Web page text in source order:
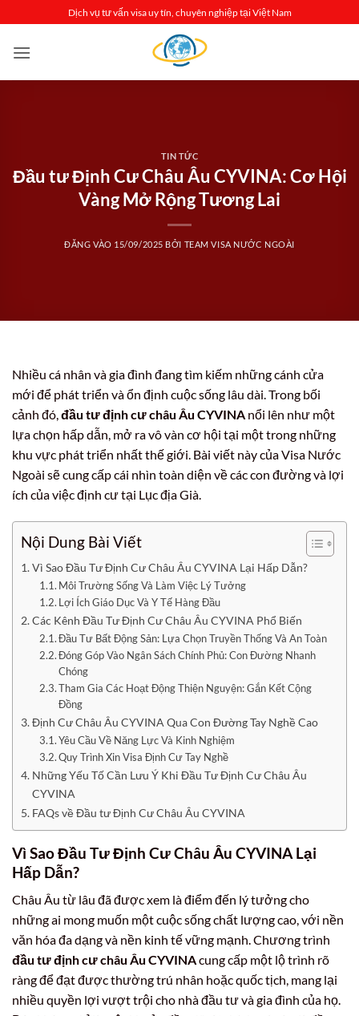
qua
nội
Dịch vụ tư vấn visa uy tín, chuyên nghiệp tại Việt Nam
TIN TỨC
Đầu tư Định Cư Châu Âu CYVINA: Cơ Hội
Vàng Mở Rộng Tương Lai
ĐĂNG VÀO 15/09/2025 BỞI TEAM VISA NƯỚC NGOÀI
Nhiều cá nhân và gia đình đang tìm kiếm những cánh cửa
mới để phát triển và ổn định cuộc sống lâu dài. Trong bối
cảnh đó,đầu tư định cư châu Âu CYVINA nổi lên như một
lựa chọn hấp dẫn, mở ra vô vàn cơ hội tại một trong những
khu vực phát triển nhất thế giới. Bài viết này của Visa Nước
Ngoài sẽ cung cấp cái nhìn toàn diện về các con đường và lợi
ích của việc định cư tại Lục địa Già.
Nội Dung Bài Viết
Vì Sao Đầu Tư Định Cư Châu Âu CYVINA Lại Hấp Dẫn?
Môi Trường Sống Và Làm Việc Lý Tưởng
Lợi Ích Giáo Dục Và Y Tế Hàng Đầu
Các Kênh Đầu Tư Định Cư Châu Âu CYVINA Phổ Biến
Đầu Tư Bất Động Sản: Lựa Chọn Truyền Thống Và An Toàn
Đóng Góp Vào Ngân Sách Chính Phủ: Con Đường Nhanh
Chóng
Tham Gia Các Hoạt Động Thiện Nguyện: Gắn Kết Cộng
Đồng
Định Cư Châu Âu CYVINA Qua Con Đường Tay Nghề Cao
Yêu Cầu Về Năng Lực Và Kinh Nghiệm
Quy Trình Xin Visa Định Cư Tay Nghề
Những Yếu Tố Cần Lưu Ý Khi Đầu Tư Định Cư Châu Âu
CYVINA
FAQs về Đầu tư Định Cư Châu Âu CYVINA
Vì Sao Đầu Tư Định Cư Châu Âu CYVINA Lại
Hấp Dẫn?
Châu Âu từ lâu đã được xem là điểm đến lý tưởng cho
những ai mong muốn một cuộc sống chất lượng cao, với nền
văn hóa đa dạng và nền kinh tế vững mạnh. Chương trình
đầu tư định cư châu Âu CYVINAcung cấp một lộ trình rõ
ràng để đạt được thường trú nhân hoặc quốc tịch, mang lại
nhiều quyền lợi vượt trội cho nhà đầu tư và gia đình của họ.